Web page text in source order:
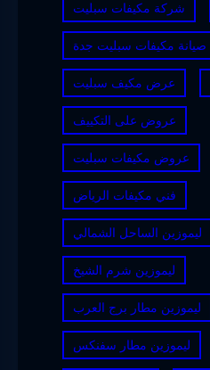
شركة مكيفات سبليت
صيانة مكيفات سبليت جدة
عرض مكيف سبليت
عروض على التكييف
عروض مكيفات سبليت
فني مكيفات الرياض
ليموزين الساحل الشمالي
ليموزين شرم الشيخ
ليموزين مطار برج العرب
ليموزين مطار سفنكس